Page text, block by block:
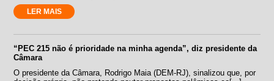
LER MAIS
“PEC 215 não é prioridade na minha agenda”, diz presidente da
Câmara
O presidente da Câmara, Rodrigo Maia (DEM-RJ), sinalizou que, por